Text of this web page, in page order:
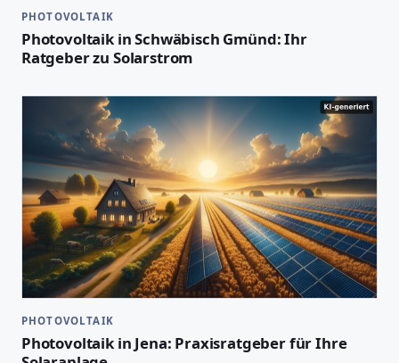
PHOTOVOLTAIK
Photovoltaik in Schwäbisch Gmünd: Ihr
Ratgeber zu Solarstrom
PHOTOVOLTAIK
Photovoltaik in Jena: Praxisratgeber für Ihre